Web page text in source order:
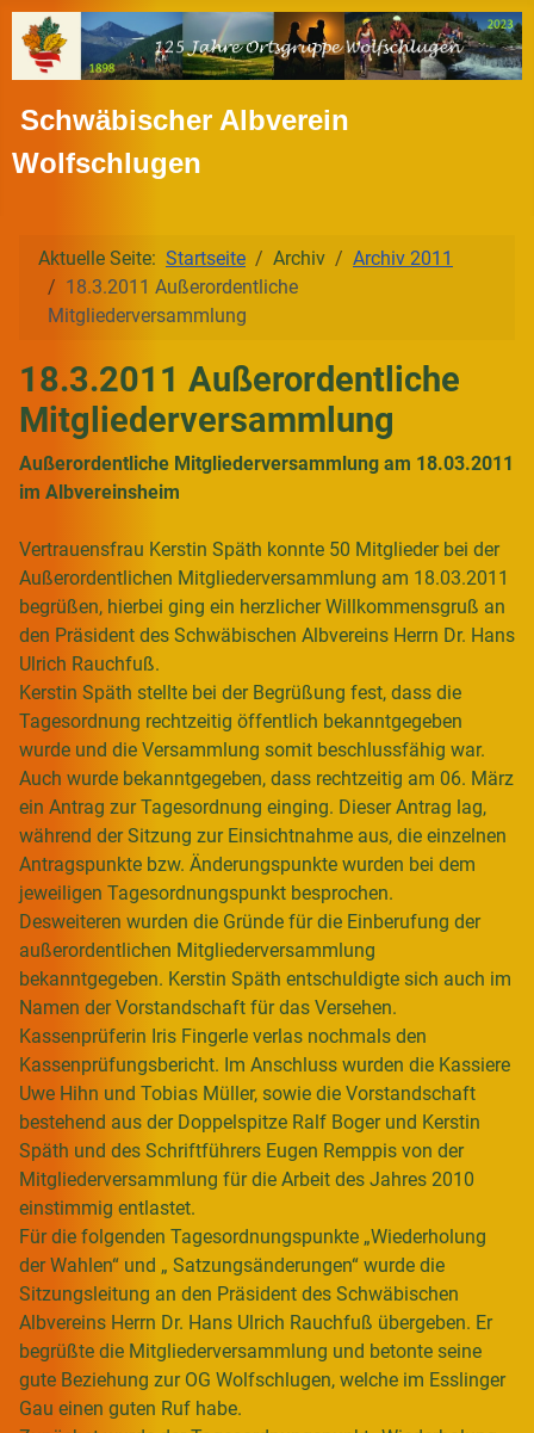
Schwäbischer Albverein
Wolfschlugen
Aktuelle Seite: Startseite Archiv
Archiv 2011
18.3.2011 Außerordentliche
Mitgliederversammlung
18.3.2011 Außerordentliche
Mitgliederversammlung
Außerordentliche Mitgliederversammlung am 18.03.2011
im Albvereinsheim
Vertrauensfrau Kerstin Späth konnte 50 Mitglieder bei der
Außerordentlichen Mitgliederversammlung am 18.03.2011
begrüßen, hierbei ging ein herzlicher Willkommensgruß an
den Präsident des Schwäbischen Albvereins Herrn Dr. Hans
Ulrich Rauchfuß.
Kerstin Späth stellte bei der Begrüßung fest, dass die
Tagesordnung rechtzeitig öffentlich bekanntgegeben
wurde und die Versammlung somit beschlussfähig war.
Auch wurde bekanntgegeben, dass rechtzeitig am 06. März
ein Antrag zur Tagesordnung einging. Dieser Antrag lag,
während der Sitzung zur Einsichtnahme aus, die einzelnen
Antragspunkte bzw. Änderungspunkte wurden bei dem
jeweiligen Tagesordnungspunkt besprochen.
Desweiteren wurden die Gründe für die Einberufung der
außerordentlichen Mitgliederversammlung
bekanntgegeben. Kerstin Späth entschuldigte sich auch im
Namen der Vorstandschaft für das Versehen.
Kassenprüferin Iris Fingerle verlas nochmals den
Kassenprüfungsbericht. Im Anschluss wurden die Kassiere
Uwe Hihn und Tobias Müller, sowie die Vorstandschaft
bestehend aus der Doppelspitze Ralf Boger und Kerstin
Späth und des Schriftführers Eugen Remppis von der
Mitgliederversammlung für die Arbeit des Jahres 2010
einstimmig entlastet.
Für die folgenden Tagesordnungspunkte „Wiederholung
der Wahlen“ und „ Satzungsänderungen“ wurde die
Sitzungsleitung an den Präsident des Schwäbischen
Albvereins Herrn Dr. Hans Ulrich Rauchfuß übergeben. Er
begrüßte die Mitgliederversammlung und betonte seine
gute Beziehung zur OG Wolfschlugen, welche im Esslinger
Gau einen guten Ruf habe.